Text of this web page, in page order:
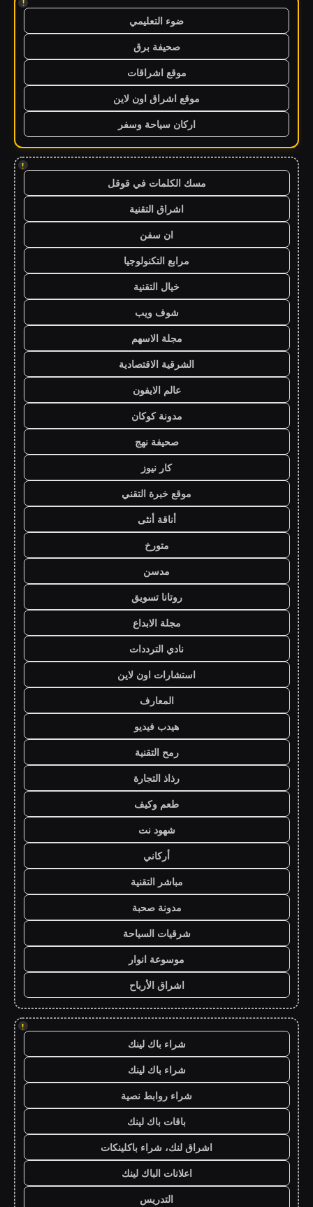
!
ضوء التعليمي
صحيفة برق
موقع اشراقات
موقع اشراق اون لاين
اركان سياحة وسفر
!
مسك الكلمات في قوقل
اشراق التقنية
ان سفن
مرابع التكنولوجيا
خيال التقنية
شوف ويب
مجلة الاسهم
الشرقية الاقتصادية
عالم الايفون
مدونة كوكان
صحيفة نهج
كار نيوز
موقع خبرة التقني
أناقة أنثى
متورخ
مدسن
روتانا تسويق
مجلة الابداع
نادي الترددات
استشارات اون لاين
المعارف
هيدب فيديو
رمح التقنية
رذاذ التجارة
طعم وكيف
شهود نت
أركاني
مباشر التقنية
مدونة صحبة
شرقيات السياحة
موسوعة انوار
اشراق الأرباح
!
شراء باك لينك
شراء باك لينك
شراء روابط نصية
باقات باك لينك
اشراق لنك، شراء باكلينكات
اعلانات الباك لينك
التدريس